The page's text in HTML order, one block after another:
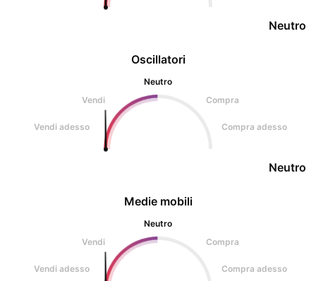
Oscillatori
Neutro
Vendi
Compra
Vendi adesso Compra adesso
Neutro
Neutro
Medie mobili
Neutro
Vendi
Compra
Vendi adesso Compra adesso